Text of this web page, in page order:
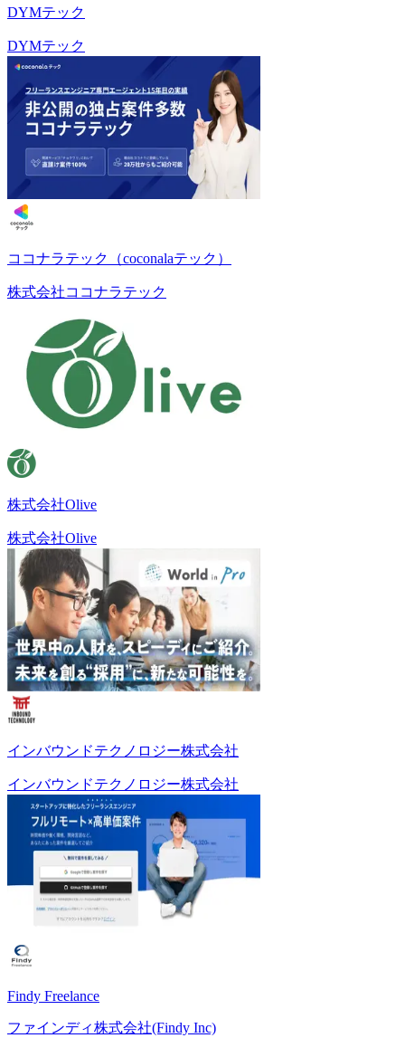
DYMテック
DYMテック
ココナラテック（coconalaテック）
株式会社ココナラテック
株式会社Olive
株式会社Olive
インバウンドテクノロジー株式会社
インバウンドテクノロジー株式会社
Findy Freelance
ファインディ株式会社(Findy Inc)